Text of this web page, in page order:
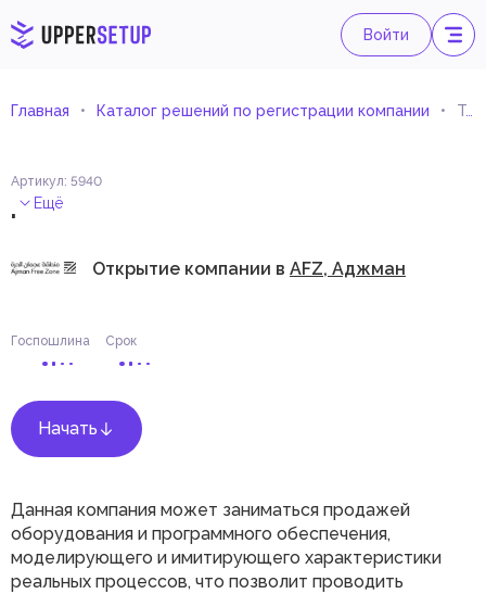
Войти
Главная Каталог решений по регистрации компании Торговля и обслуживание симуляционного оборудования и систем
Артикул: 5940
. Ещё
Открытие компании в AFZ, Аджман
Госпошлина Срок
Начать
Данная компания может заниматься продажей
оборудования и программного обеспечения,
моделирующего и имитирующего характеристики
реальных процессов, что позволит проводить